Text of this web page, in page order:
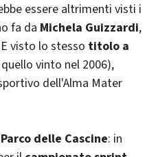
essere altrimenti visti i
fa da Michela Guizzardi,
visto lo stesso titolo a
vinto nel 2006),
dell'Alma Mater
Parco delle Cascine: in